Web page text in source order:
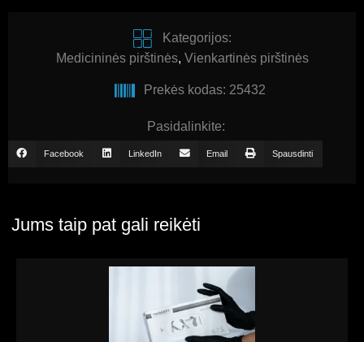
Kategorijos:
Medicininės pirštinės, Vienkartinės pirštinės
Prekės kodas: 25432
Pasidalinkite:
Facebook LinkedIn Email Spausdinti
Jums taip pat gali reikėti